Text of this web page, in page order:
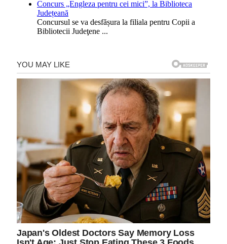
Concurs „Engleza pentru cei mici”, la Biblioteca
Județeană
Concursul se va desfășura la filiala pentru Copii a
Bibliotecii Judeţene ...